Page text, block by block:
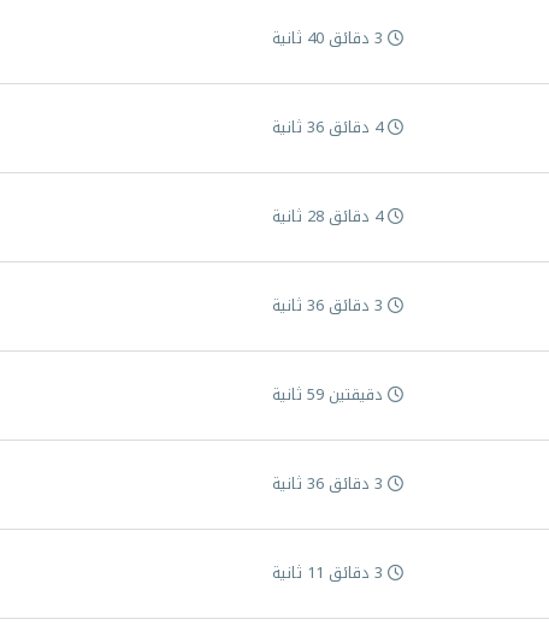
4 دقائق 36 ثانية
4 دقائق 28 ثانية
دقيقتين 59 ثانية